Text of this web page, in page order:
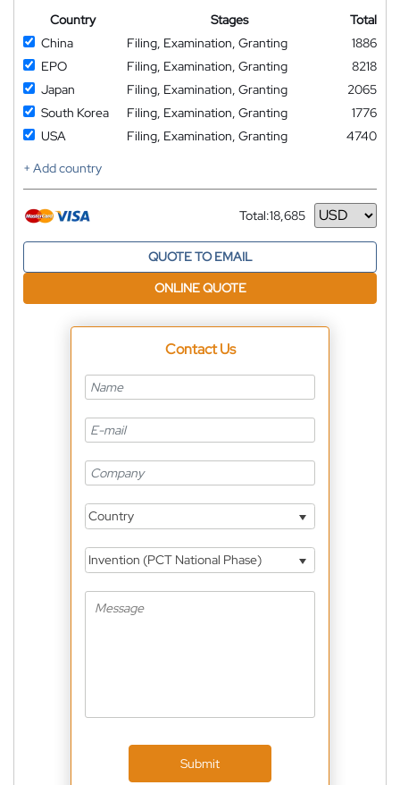
Country
Stages
Total
China
Filing, Examination, Granting
1886
EPO
Filing, Examination, Granting
8218
Japan
Filing, Examination, Granting
2065
South Korea
Filing, Examination, Granting
1776
USA
Filing, Examination, Granting
4740
+ Add country
Total:18,685
Currency
QUOTE TO EMAIL
ONLINE QUOTE
Contact Us
Country
Invention (PCT National Phase)
Submit